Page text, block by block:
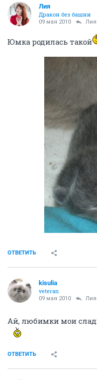
Лия
Дракон без башни
09 мая 2010 Лия
Юмка родилась такой
ОТВЕТИТЬ
kisulia
veteran
09 мая 2010 Лия
Ай, любимки мои
ОТВЕТИТЬ